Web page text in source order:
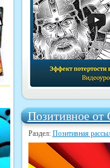
Позитивное от
Раздел: Позитивная